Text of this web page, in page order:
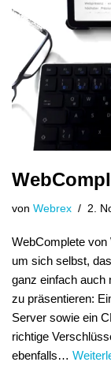
von Webrex 2.
WebComplete von
um sich selbst,
ganz einfach auch
zu präsentieren:
Server sowie ein
richtige
ebenfalls…